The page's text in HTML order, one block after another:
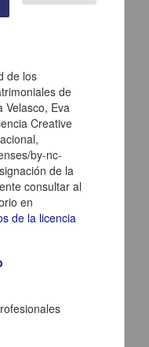
Ciencias de la Salud
de los
de
Velasco, Eva
Creative
by-nc-
de la
consultar al
en
de la licencia